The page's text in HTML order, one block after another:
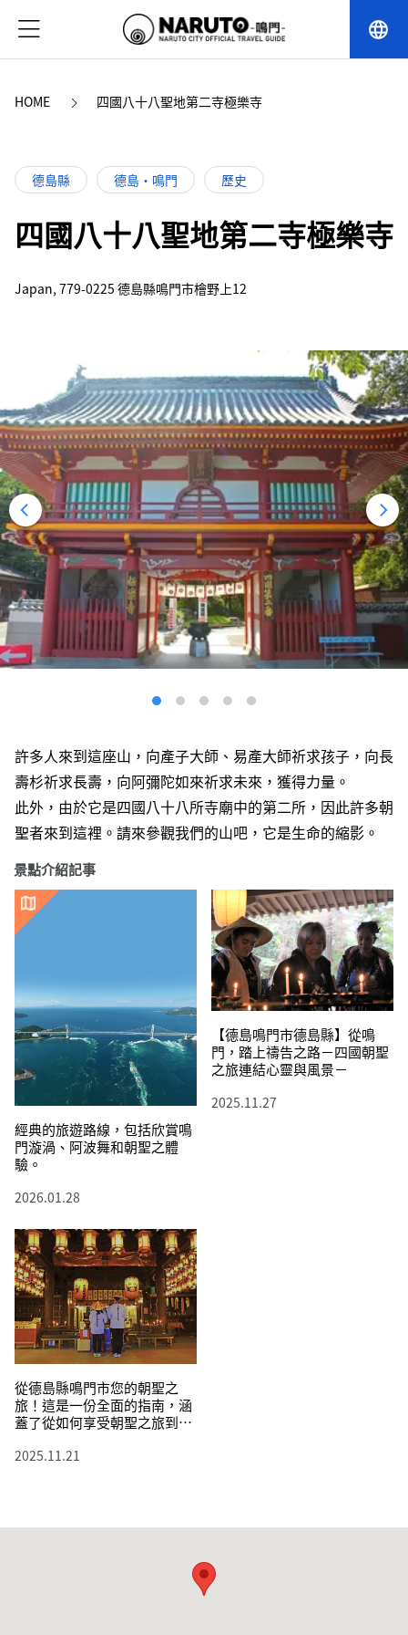
language
HOME 四國八十八聖地第二寺極樂寺
德島縣 德島・鳴門 歷史
四國八十八聖地第二寺極樂寺
Japan, 779-0225 德島縣鳴門市檜野上12
許多人來到這座山，向產子大師、易產大師祈求孩子，向長
壽杉祈求長壽，向阿彌陀如來祈求未來，獲得力量。
此外，由於它是四國八十八所寺廟中的第二所，因此許多朝
聖者來到這裡。請來參觀我們的山吧，它是生命的縮影。
景點介紹記事
經典的旅遊路線，包括欣賞鳴
門漩渦、阿波舞和朝聖之體
驗。
2026.01.28
【德島鳴門市德島縣】從鳴
門，踏上禱告之路－四國朝聖
之旅連結心靈與風景－
2025.11.27
從德島縣鳴門市您的朝聖之
旅！這是一份全面的指南，涵
蓋了從如何享受朝聖之旅到需
2025.11.21